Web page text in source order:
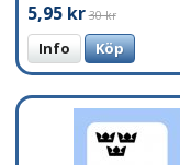
5,95 kr 30 kr
Info Köp